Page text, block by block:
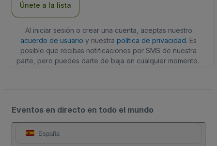
Únete a la lista
Al iniciar sesión o crear una cuenta, aceptas nuestro
acuerdo de usuario y nuestra política de privacidad. Es
posible que recibas notificaciones por SMS de nuestra
parte, pero puedes darte de baja en cualquier momento.
Eventos en directo en todo el mundo
España